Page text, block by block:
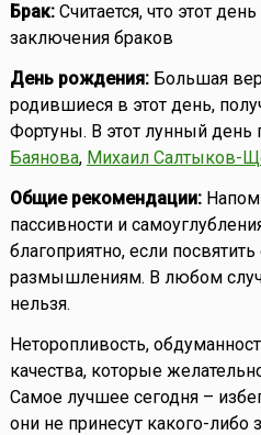
Брак:Считается, что этот
заключения браков
День рождения:Большая
родившиеся в этот день,
Фортуны. В этот лунный день
Баянова, Михаил Салтыков-
Общие рекомендации:
пассивности и
благоприятно, если
размышлениям. В любом
нельзя.
Неторопливость,
качества, которые
Самое лучшее сегодня –
они не принесут какого-либо